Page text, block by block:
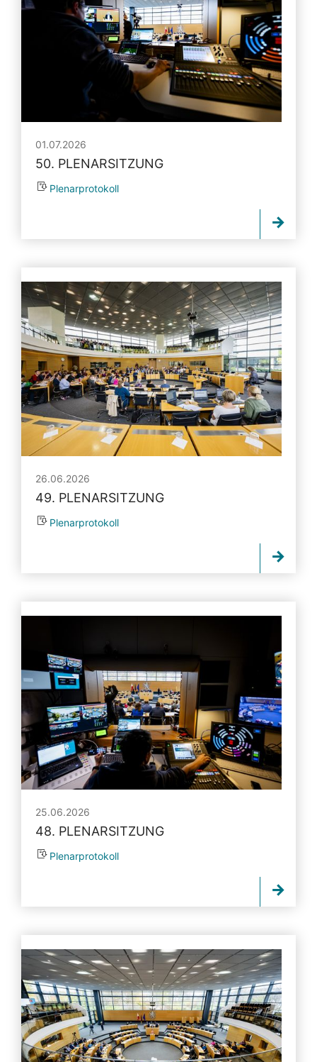
01.07.2026
50. PLENARSITZUNG
Plenarprotokoll
26.06.2026
49. PLENARSITZUNG
Plenarprotokoll
25.06.2026
48. PLENARSITZUNG
Plenarprotokoll